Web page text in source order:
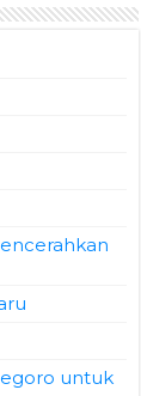
untuk